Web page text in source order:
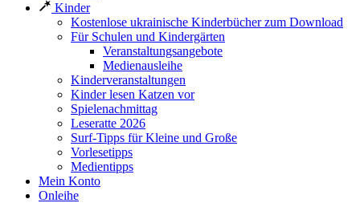
Kinder
Kostenlose ukrainische Kinderbücher zum Download
Für Schulen und Kindergärten
Veranstaltungsangebote
Medienausleihe
Kinderveranstaltungen
Kinder lesen Katzen vor
Spielenachmittag
Leseratte 2026
Surf-Tipps für Kleine und Große
Vorlesetipps
Medientipps
Mein Konto
Onleihe